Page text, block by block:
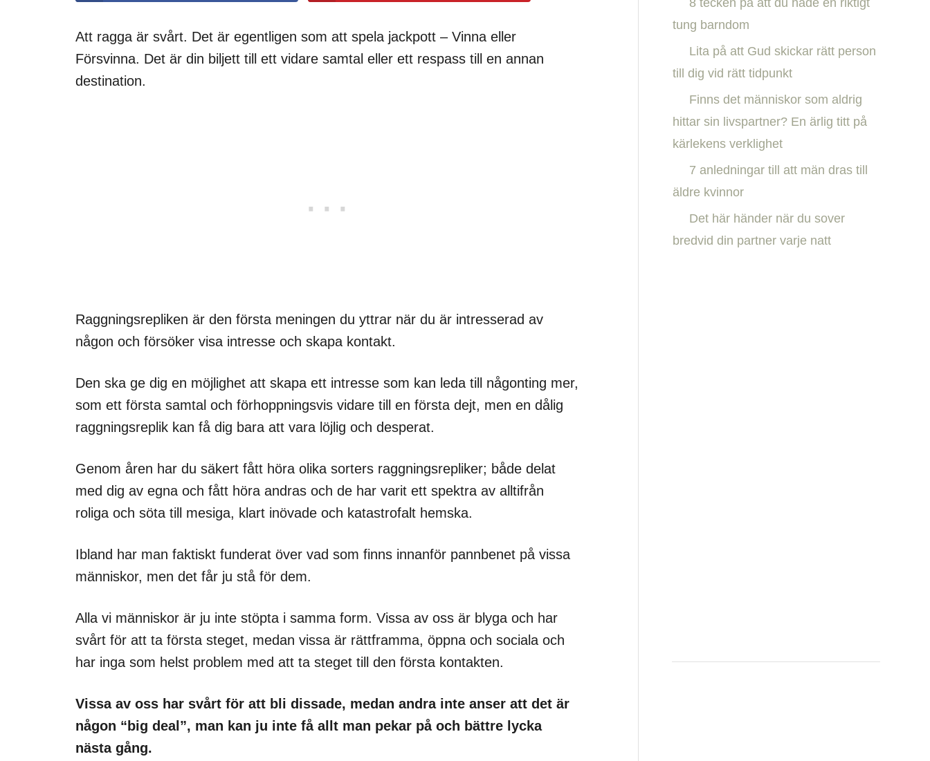
Att ragga är svårt. Det är egentligen som att spela jackpott – Vinna eller
Försvinna. Det är din biljett till ett vidare samtal eller ett respass till en annan
destination.
Raggningsrepliken är den första meningen du yttrar när du är intresserad av
någon och försöker visa intresse och skapa kontakt.
Den ska ge dig en möjlighet att skapa ett intresse som kan leda till någonting mer,
som ett första samtal och förhoppningsvis vidare till en första dejt, men en dålig
raggningsreplik kan få dig bara att vara löjlig och desperat.
Genom åren har du säkert fått höra olika sorters raggningsrepliker; både delat
med dig av egna och fått höra andras och de har varit ett spektra av alltifrån
roliga och söta till mesiga, klart inövade och katastrofalt hemska.
Ibland har man faktiskt funderat över vad som finns innanför pannbenet på vissa
människor, men det får ju stå för dem.
Alla vi människor är ju inte stöpta i samma form. Vissa av oss är blyga och har
svårt för att ta första steget, medan vissa är rättframma, öppna och sociala och
har inga som helst problem med att ta steget till den första kontakten.
Vissa av oss har svårt för att bli dissade, medan andra inte anser att det är
någon “big deal”, man kan ju inte få allt man pekar på och bättre lycka
nästa gång.
f
r
8 tecken på att du hade en riktigt
tung barndom
Lita på att Gud skickar rätt person
till dig vid rätt tidpunkt
Finns det människor som aldrig
hittar sin livspartner? En ärlig titt på
kärlekens verklighet
7 anledningar till att män dras till
äldre kvinnor
Det här händer när du sover
bredvid din partner varje natt